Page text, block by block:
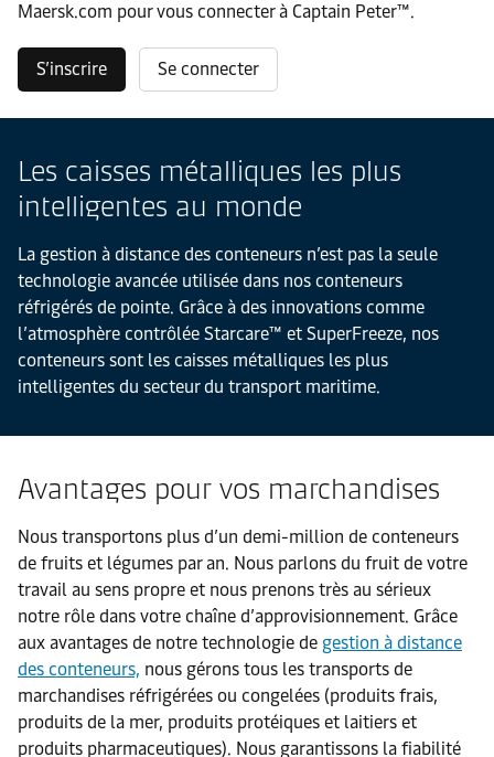
Maersk.com pour vous connecter à Captain Peter™.
S’inscrire Se connecter
Les caisses métalliques les plus
intelligentes au monde
La gestion à distance des conteneurs n’est pas la seule
technologie avancée utilisée dans nos conteneurs
réfrigérés de pointe. Grâce à des innovations comme
l’atmosphère contrôlée Starcare™ et SuperFreeze, nos
conteneurs sont les caisses métalliques les plus
intelligentes du secteur du transport maritime.
Avantages pour vos marchandises
Nous transportons plus d’un demi-million de conteneurs
de fruits et légumes par an. Nous parlons du fruit de votre
travail au sens propre et nous prenons très au sérieux
notre rôle dans votre chaîne d’approvisionnement. Grâce
aux avantages de notre technologie de gestion à distance
des conteneurs, nous gérons tous les transports de
marchandises réfrigérées ou congelées (produits frais,
produits de la mer, produits protéiques et laitiers et
produits pharmaceutiques). Nous garantissons la fiabilité